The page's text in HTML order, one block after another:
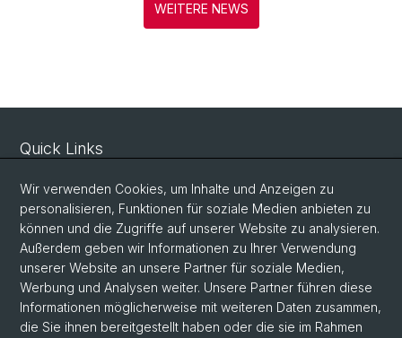
WEITERE NEWS
Quick Links
Vorlesungsverzeichnis
Raumtool Universität Basel
Social Media
Wir verwenden Cookies, um Inhalte und Anzeigen zu
personalisieren, Funktionen für soziale Medien anbieten zu
können und die Zugriffe auf unserer Website zu analysieren.
Außerdem geben wir Informationen zu Ihrer Verwendung
unserer Website an unsere Partner für soziale Medien,
Werbung und Analysen weiter. Unsere Partner führen diese
Informationen möglicherweise mit weiteren Daten zusammen,
die Sie ihnen bereitgestellt haben oder die sie im Rahmen